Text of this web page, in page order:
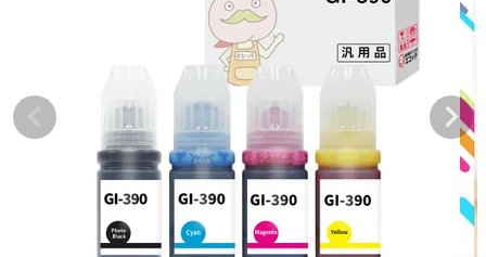
互換インクカートリッジ
再生インクカートリッジ
記事を探す
お客様の声